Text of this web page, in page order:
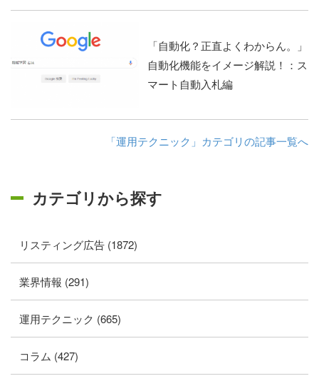
「自動化？正直よくわからん。」
自動化機能をイメージ解説！：ス
マート自動入札編
「運用テクニック」カテゴリの記事一覧へ
カテゴリから探す
リスティング広告 (1872)
業界情報 (291)
運用テクニック (665)
コラム (427)